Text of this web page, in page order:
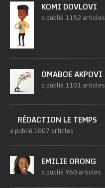
KOMI DOVLOVI
a publié 1152 articles
OMABOE AKPOVI
a publié 1101 articles
RÉDACTION LE TEMPS
a publié 1007 articles
EMILIE ORONG
a publié 960 articles